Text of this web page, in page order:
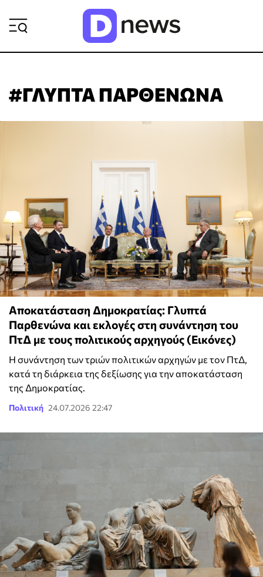
#ΓΛΥΠΤΑ ΠΑΡΘΕΝΩΝΑ
Αποκατάσταση Δημοκρατίας: Γλυπτά
Παρθενώνα και εκλογές στη συνάντηση του
ΠτΔ με τους πολιτικούς αρχηγούς (Εικόνες)
Η συνάντηση των τριών πολιτικών αρχηγών με τον ΠτΔ,
κατά τη διάρκεια της δεξίωσης για την αποκατάσταση
της Δημοκρατίας.
Πολιτική 24.07.2026 22:47